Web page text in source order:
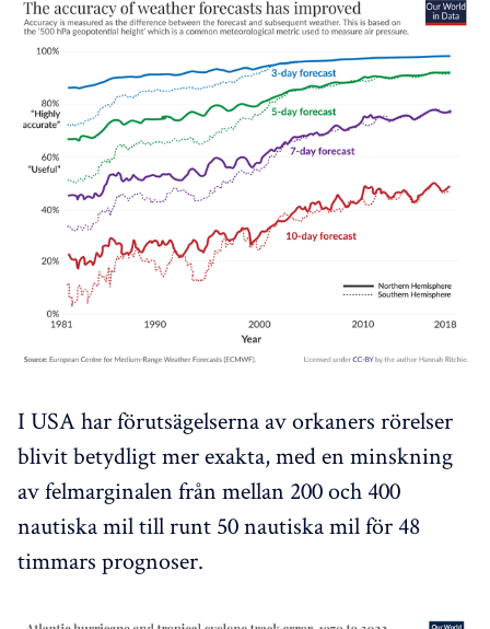
I USA har förutsägelserna av orkaners rörelser
blivit betydligt mer exakta, med en minskning
av felmarginalen från mellan 200 och 400
nautiska mil till runt 50 nautiska mil för 48
timmars prognoser.